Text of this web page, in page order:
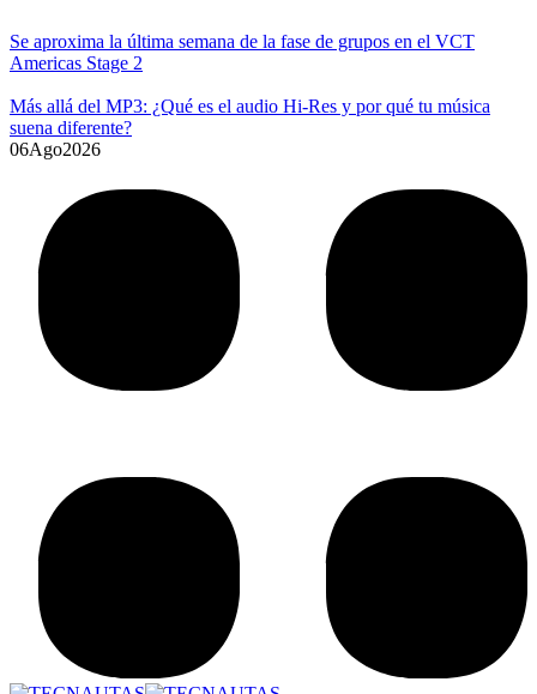
Se aproxima la última semana de la fase de grupos en el VCT
Americas Stage 2
Más allá del MP3: ¿Qué es el audio Hi-Res y por qué tu música
suena diferente?
06Ago2026